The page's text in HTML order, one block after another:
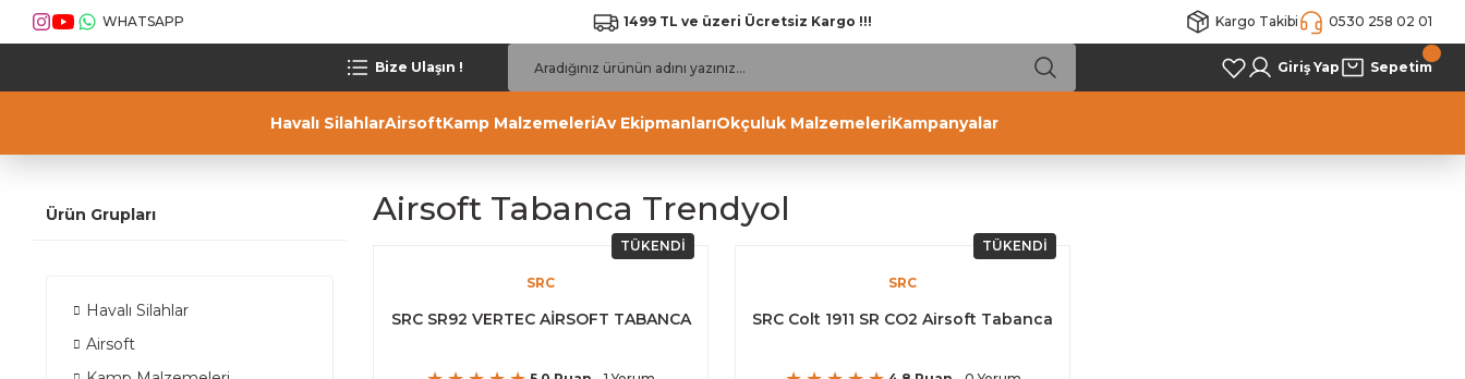
WHATSAPP 1499 TL ve üzeri Ücretsiz Kargo !!! Kargo Takibi 0530 258 02 01
Bize Ulaşın ! Giriş Yap Sepetim
Havalı SilahlarAirsoftKamp MalzemeleriAv EkipmanlarıOkçuluk MalzemeleriKampanyalar
Ürün Grupları
Havalı Silahlar
Airsoft
Airsoft Tabanca Trendyol
TÜKENDİ
SRC
SRC SR92 VERTEC AİRSOFT TABANCA
TÜKENDİ
SRC
SRC Colt 1911 SR CO2 Airsoft Tabanca